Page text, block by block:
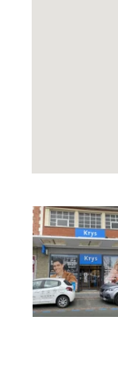
Voir
la
fiche